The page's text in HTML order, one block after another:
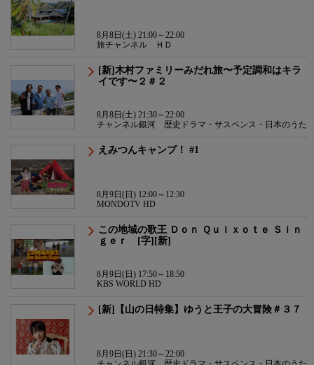
8月8日(土) 21:00～22:00
旅チャンネル ＨＤ
[新]木村ファミリーみだれ旅〜予定調和はキラ
イです〜２＃２
8月8日(土) 21:30～22:00
チャンネル銀河 歴史ドラマ・サスペンス・日本のうた
えみつんキャンプ！ #1
8月9日(日) 12:00～12:30
MONDOTV HD
この地域の歌王 Ｄｏｎ Ｑｕｉｘｏｔｅ Ｓｉｎ
ｇｅｒ [字][新]
8月9日(日) 17:50～18:50
KBS WORLD HD
[新]【山の日特集】ゆうと王子の大冒険＃３７
8月9日(日) 21:30～22:00